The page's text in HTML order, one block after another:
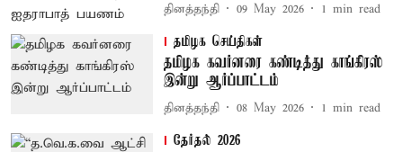
தினத்தந்தி 09 May 2026 1 min read
தமிழக செய்திகள்
தமிழக கவர்னரை கண்டித்து காங்கிரஸ்
இன்று ஆர்ப்பாட்டம்
தினத்தந்தி 08 May 2026 1 min read
தேர்தல் 2026